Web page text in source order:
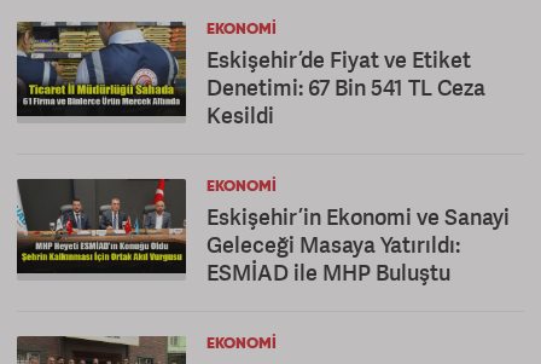
EKONOMI
Eskişehir’de Fiyat ve Etiket
Denetimi: 67 Bin 541 TL Ceza
Kesildi
EKONOMI
Eskişehir’in Ekonomi ve Sanayi
Geleceği Masaya Yatırıldı:
ESMİAD ile MHP Buluştu
EKONOMI